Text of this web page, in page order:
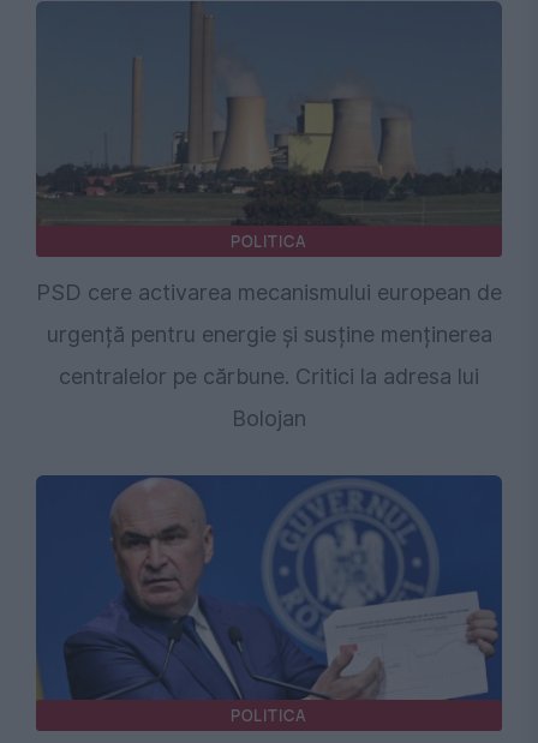
POLITICA
PSD cere activarea mecanismului european de
urgență pentru energie și susține menținerea
centralelor pe cărbune. Critici la adresa lui
Bolojan
POLITICA